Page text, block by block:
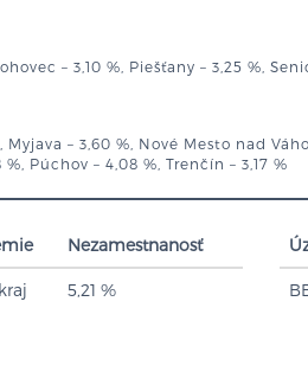
– 3,10 %, Piešťany – 3,25 %,
Myjava – 3,60 %, Nové Mesto nad
Púchov – 4,08 %, Trenčín – 3,17 %
Nezamestnanosť
5,21 %